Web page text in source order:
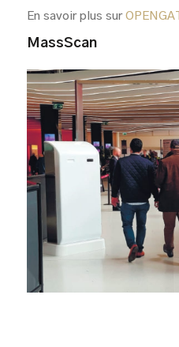
En savoir plus sur
MassScan